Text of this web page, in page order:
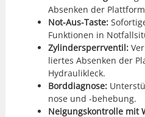
Absenken der
Not-Aus-Taste:
Funk­tio­nen in
Zylin­der­sper­rven­til:
liertes Absenken der
Hydraulik­leck.
Bor­d­di­ag­nose:
nose und ‑behe­bung.
Nei­gungskon­trolle mit